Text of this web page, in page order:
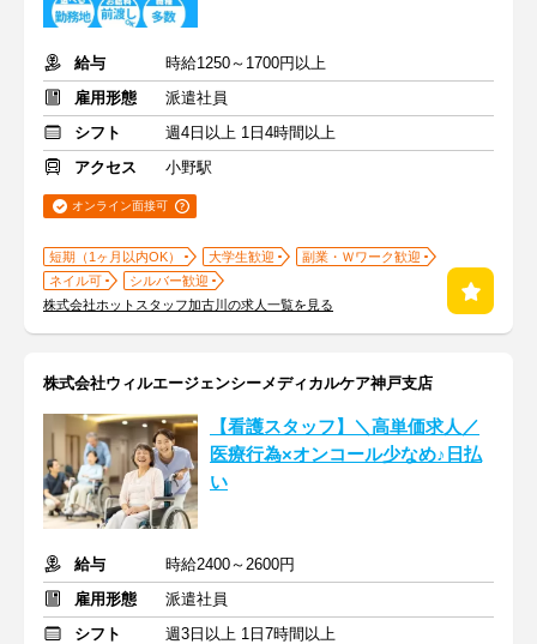
給与
時給1250～1700円以上
雇用形態
派遣社員
シフト
週4日以上 1日4時間以上
アクセス
小野駅
オンライン面接可
短期（1ヶ月以内OK） 大学生歓迎
副業・Ｗワーク歓迎
ネイル可
シルバー歓迎
株式会社ホットスタッフ加古川の求人一覧を見る
株式会社ウィルエージェンシーメディカルケア神戸支店
【看護スタッフ】＼高単価求人／
医療行為×オンコール少なめ♪日払
い
給与
時給2400～2600円
雇用形態
派遣社員
シフト
週3日以上 1日7時間以上